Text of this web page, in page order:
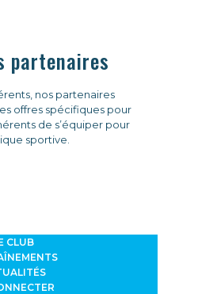
partenaires
nos partenaires
offres spécifiques pour
de s’équiper pour
sportive.
CLUB